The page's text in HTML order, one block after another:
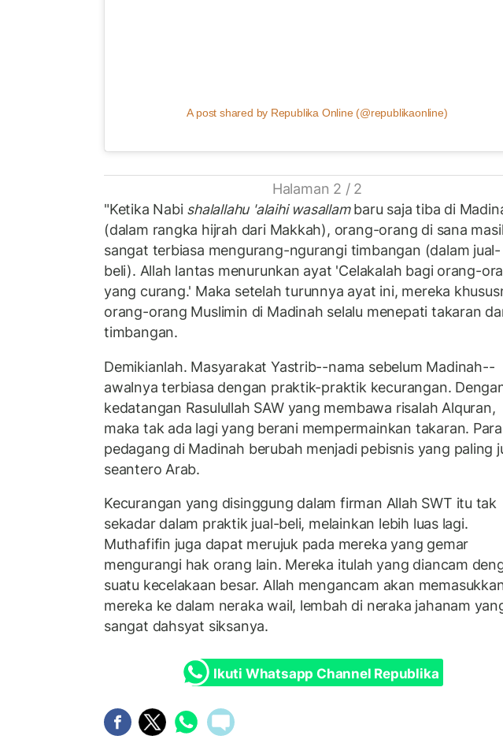
A post shared by Republika Online (@republikaonline)
Halaman 2 / 2
"Ketika Nabi shalallahu 'alaihi wasallambaru saja tiba di
(dalam rangka hijrah dari Makkah), orang-orang di sana
sangat terbiasa mengurang-ngurangi timbangan (dalam jual-
beli). Allah lantas menurunkan ayat 'Celakalah bagi orang-
yang curang.' Maka setelah turunnya ayat ini, mereka
orang-orang Muslimin di Madinah selalu menepati takaran
timbangan.
Demikianlah. Masyarakat Yastrib--nama sebelum Madinah--
awalnya terbiasa dengan praktik-praktik kecurangan.
kedatangan Rasulullah SAW yang membawa risalah Alquran,
maka tak ada lagi yang berani mempermainkan takaran. Para
pedagang di Madinah berubah menjadi pebisnis yang paling
seantero Arab.
Kecurangan yang disinggung dalam firman Allah SWT itu tak
sekadar dalam praktik jual-beli, melainkan lebih luas lagi.
Muthafifin juga dapat merujuk pada mereka yang gemar
mengurangi hak orang lain. Mereka itulah yang diancam
suatu kecelakaan besar. Allah mengancam akan
mereka ke dalam neraka wail, lembah di neraka jahanam
sangat dahsyat siksanya.
Ikuti Whatsapp Channel Republika